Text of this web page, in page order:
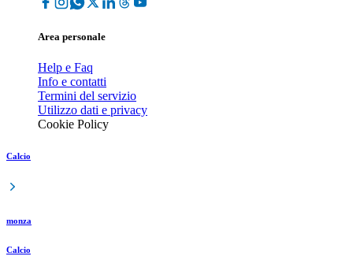
Area personale
Help e Faq
Info e contatti
Termini del servizio
Utilizzo dati e privacy
Cookie Policy
Calcio
monza
Calcio